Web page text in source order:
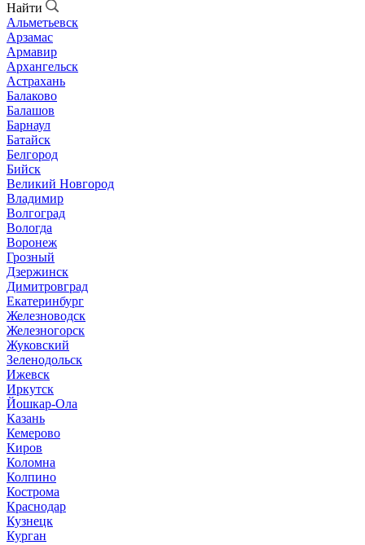
Найти
Альметьевск
Арзамас
Армавир
Архангельск
Астрахань
Балаково
Балашов
Барнаул
Батайск
Белгород
Бийск
Великий Новгород
Владимир
Волгоград
Вологда
Воронеж
Грозный
Дзержинск
Димитровград
Екатеринбург
Железноводск
Железногорск
Жуковский
Зеленодольск
Ижевск
Иркутск
Йошкар-Ола
Казань
Кемерово
Киров
Коломна
Колпино
Кострома
Краснодар
Кузнецк
Курган